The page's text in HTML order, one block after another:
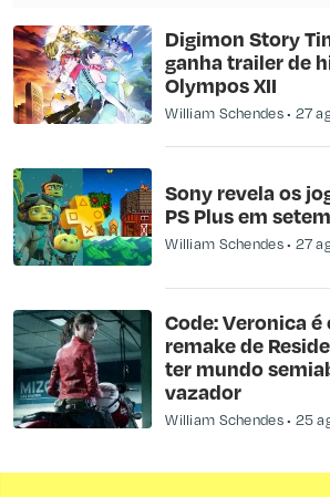
Digimon Story
ganha trailer de
Olympos XII
William Schendes 27
Sony revela os
PS Plus em
William Schendes 27
Code: Veronica
remake de
ter mundo
vazador
William Schendes 25